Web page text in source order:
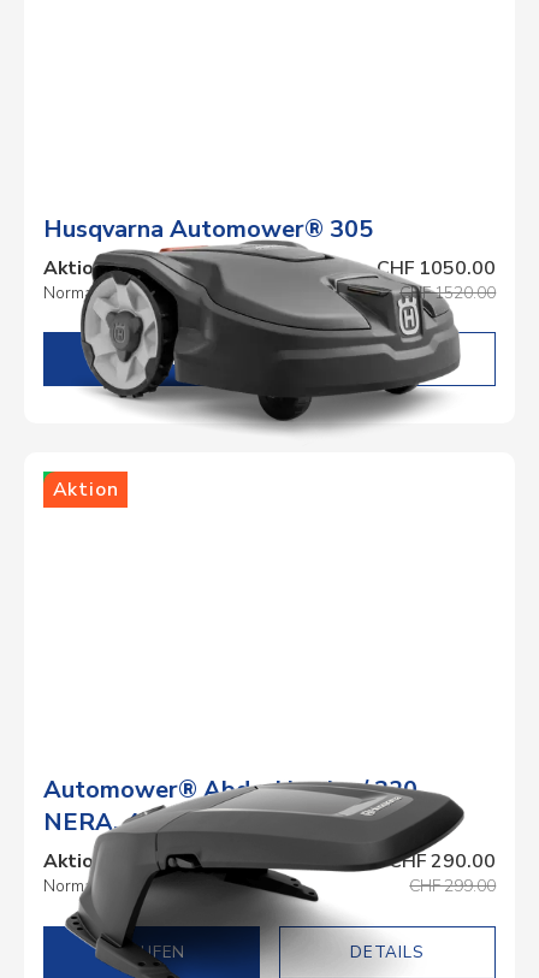
Husqvarna Automower® 305
Aktionspreis CHF 1050.00
Normalpreis CHF 1520.00
DETAILS
Lager
Aktion
Automower® Abdeckhaube / 320
NERA, 430X NERA, 450X NERA
Aktionspreis CHF 290.00
Normalpreis CHF 299.00
DETAILS